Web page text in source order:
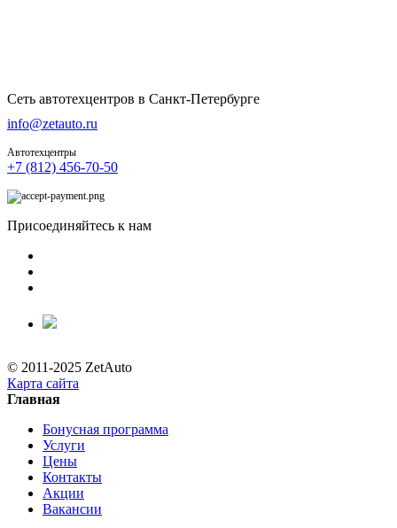
Сеть автотехцентров в Санкт-Петербурге
info@zetauto.ru
Автотехцентры
+7 (812) 456-70-50
Присоединяйтесь к нам
© 2011-2025 ZetAuto
Карта сайта
Главная
Бонусная программа
Услуги
Цены
Контакты
Акции
Вакансии